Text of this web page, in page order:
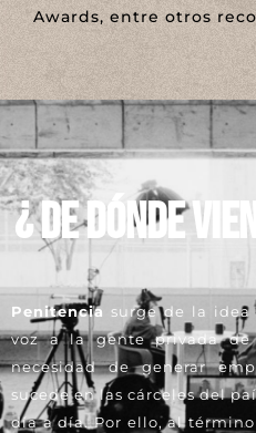
Awards, entre otros
¿ DE DÓNDE
Penitencia surge de la idea
voz a la gente privada
necesidad de generar
sucede en las cárceles del
día a día. Por ello, al